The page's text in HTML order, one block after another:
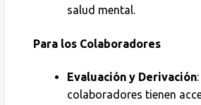
salud mental.
Para los Colaboradores
Evaluación y Derivación
colaboradores tienen